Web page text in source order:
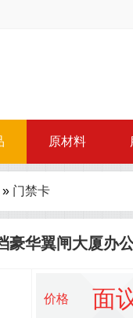
原材料
» 门禁卡
豪华翼闸大厦办
价格 面